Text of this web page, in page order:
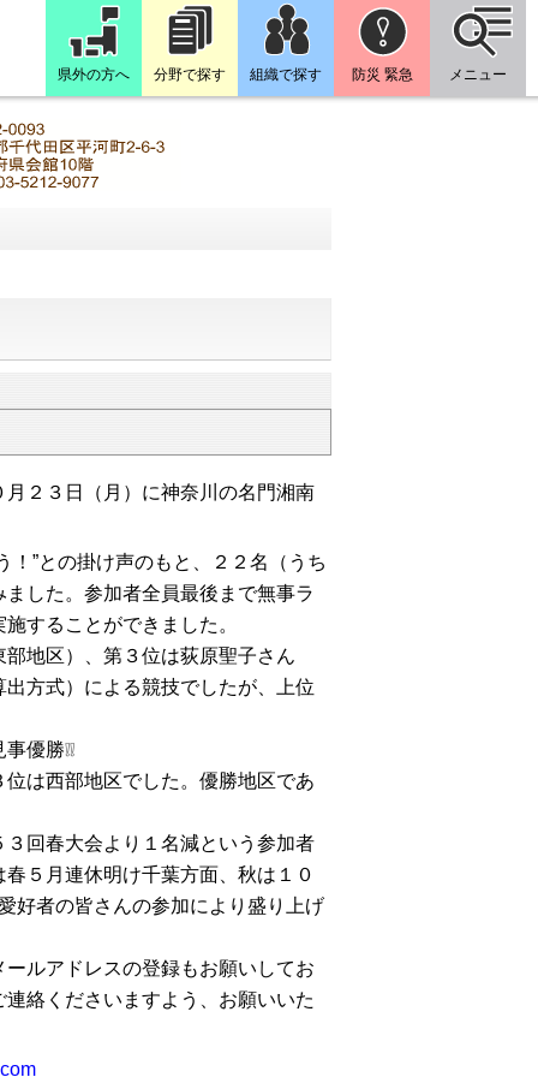
県外の方へ 分野で探す 組織で探す 防災 緊急 メニュー
２３日（月）に神奈川の名門湘南
”との掛け声のもと、２２名（うち
した。参加者全員最後まで無事ラ
することができました。
地区）、第３位は荻原聖子さん
方式）による競技でしたが、上位
勝❕❕
は西部地区でした。優勝地区であ
回春大会より１名減という参加者
５月連休明け千葉方面、秋は１０
好者の皆さんの参加により盛り上げ
ルアドレスの登録もお願いしてお
絡くださいますよう、お願いいた